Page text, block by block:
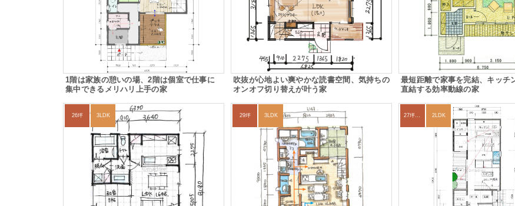
1階は家族の憩いの場、2階は個室で仕事に
集中できるメリハリ上手の家
吹抜が心地よい爽やかな読書空間、気持ちの
オンオフ切り替えが叶う家
最短距離で家事を完結、キッチ
直結する効率動線の家
26坪 3LDK 29坪 3LDK 27坪〜30坪 2LDK